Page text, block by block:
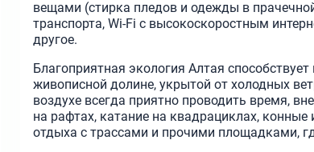
вещами (стирка пледов и одежды в
транспорта, Wi-Fi с высокоскоростным
другое.
Благоприятная экология Алтая
живописной долине, укрытой от холодных
воздухе всегда приятно проводить время,
на рафтах, катание на квадрациклах,
отдыха с трассами и прочими площадками,